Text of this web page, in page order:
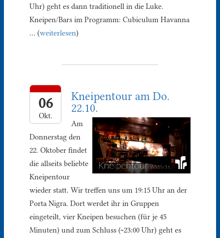
Uhr) geht es dann traditionell in die Luke.
Kneipen/Bars im Programm: Cubiculum Havanna
… (weiterlesen)
06
Okt.
Kneipentour am Do.
22.10.
Am
Donnerstag den
22. Oktober findet
die allseits beliebte
Kneipentour
wieder statt. Wir treffen uns um 19:15 Uhr an der
Porta Nigra. Dort werdet ihr in Gruppen
eingeteilt, vier Kneipen besuchen (für je 45
Minuten) und zum Schluss (~23:00 Uhr) geht es